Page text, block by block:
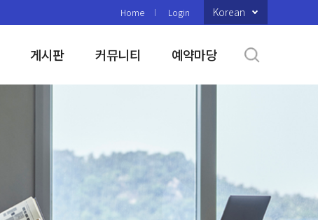
Home Login Korean
게시판 커뮤니티 예약마당